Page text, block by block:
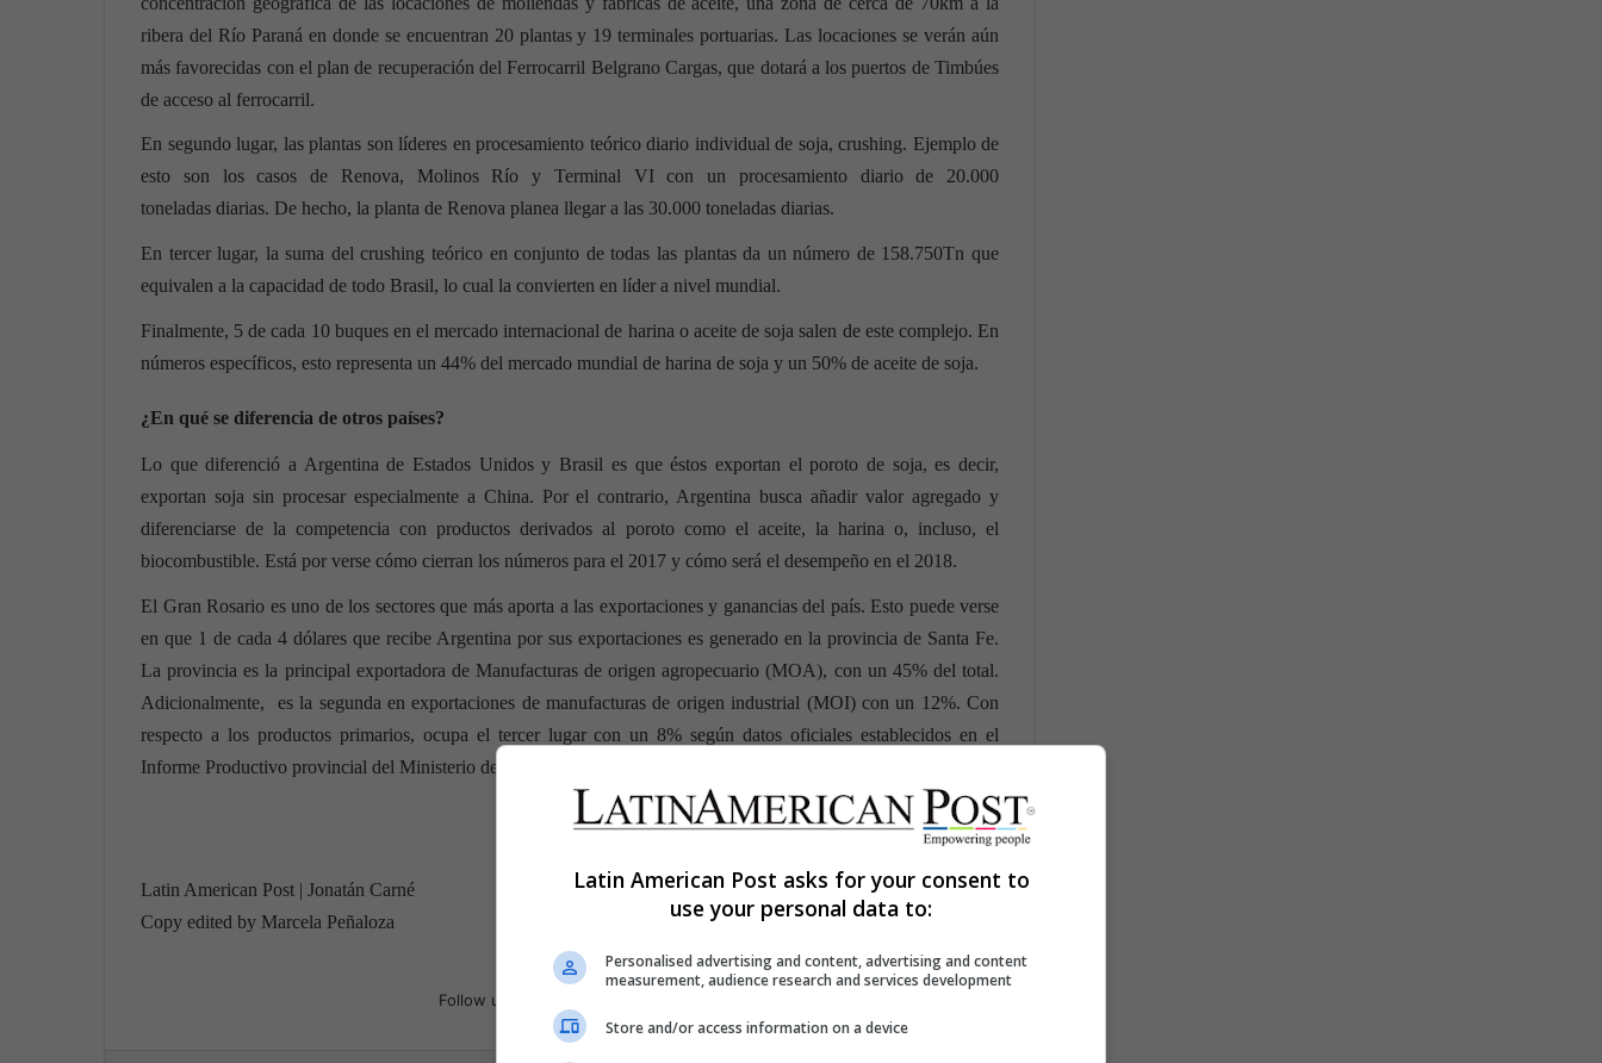
ribera del Río Paraná en donde se encuentran 20 plantas y 19 terminales portuarias. Las locaciones se verán aún
más favorecidas con el plan de recuperación del Ferrocarril Belgrano Cargas, que dotará a los puertos de Timbúes
de acceso al ferrocarril.
En segundo lugar, las plantas son líderes en procesamiento teórico diario individual de soja, crushing. Ejemplo de
esto son los casos de Renova, Molinos Río y Terminal VI con un procesamiento diario de 20.000
toneladas diarias. De hecho, la planta de Renova planea llegar a las 30.000 toneladas diarias.
En tercer lugar, la suma del crushing teórico en conjunto de todas las plantas da un número de 158.750Tn que
equivalen a la capacidad de todo Brasil, lo cual la convierten en líder a nivel mundial.
Finalmente, 5 de cada 10 buques en el mercado internacional de harina o aceite de soja salen de este complejo. En
números específicos, esto representa un 44% del mercado mundial de harina de soja y un 50% de aceite de soja.
¿En qué se diferencia de otros países?
Lo que diferenció a Argentina de Estados Unidos y Brasil es que éstos exportan el poroto de soja, es decir,
exportan soja sin procesar especialmente a China. Por el contrario, Argentina busca añadir valor agregado y
diferenciarse de la competencia con productos derivados al poroto como el aceite, la harina o, incluso, el
biocombustible. Está por verse cómo cierran los números para el 2017 y cómo será el desempeño en el 2018.
El Gran Rosario es uno de los sectores que más aporta a las exportaciones y ganancias del país. Esto puede verse
en que 1 de cada 4 dólares que recibe Argentina por sus exportaciones es generado en la provincia de Santa Fe.
La provincia es la principal exportadora de Manufacturas de origen agropecuario (MOA), con un 45% del total.
Adicionalmente, es la segunda en exportaciones de manufacturas de origen industrial (MOI) con un 12%. Con
respecto a los productos primarios, ocupa el tercer lugar con un 8% según datos oficiales establecidos en el
Informe Productivo provincial del Ministerio de Hacienda de la Nación.
Latin American Post | Jonatán Carné
Copy edited by Marcela Peñaloza
Follow us
Latin American Post asks for your consent to
use your personal data to:
Personalised advertising and content, advertising and content
measurement, audience research and services development
Store and/or access information on a device